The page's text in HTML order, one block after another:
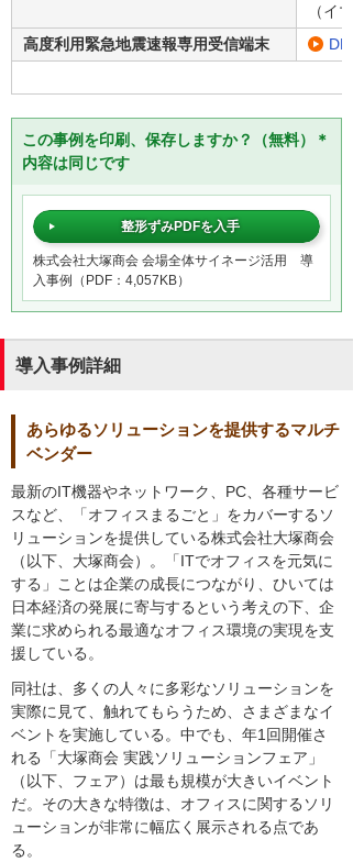
（イ
高度利用緊急地震速報専用受信端末
この事例を印刷、保存しますか？（無料）＊
内容は同じです
整形ずみPDFを入手
株式会社大塚商会 会場全体サイネージ活用 導
入事例（PDF：4,057KB）
導入事例詳細
あらゆるソリューションを提供するマルチ
ベンダー
最新のIT機器やネットワーク、PC、各種サービ
スなど、「オフィスまるごと」をカバーするソ
リューションを提供している株式会社大塚商会
（以下、大塚商会）。「ITでオフィスを元気に
する」ことは企業の成長につながり、ひいては
日本経済の発展に寄与するという考えの下、企
業に求められる最適なオフィス環境の実現を支
援している。
同社は、多くの人々に多彩なソリューションを
実際に見て、触れてもらうため、さまざまなイ
ベントを実施している。中でも、年1回開催さ
れる「大塚商会 実践ソリューションフェア」
（以下、フェア）は最も規模が大きいイベント
だ。その大きな特徴は、オフィスに関するソリ
ューションが非常に幅広く展示される点であ
る。